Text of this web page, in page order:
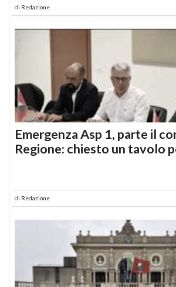
di Redazione
Emergenza Asp 1, parte il
Regione: chiesto un tavolo
di Redazione